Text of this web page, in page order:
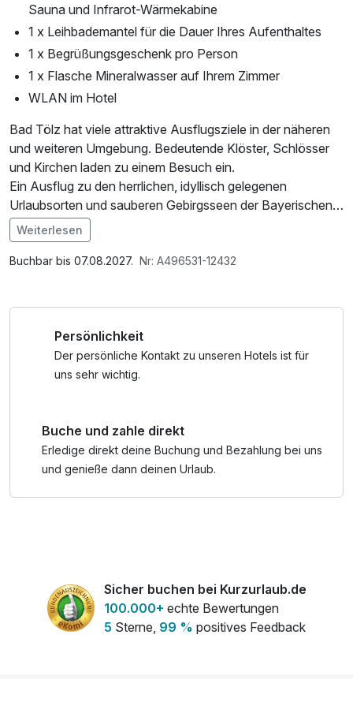
Sauna und Infrarot-Wärmekabine
1 x Leihbademantel für die Dauer Ihres Aufenthaltes
1 x Begrüßungsgeschenk pro Person
1 x Flasche Mineralwasser auf Ihrem Zimmer
WLAN im Hotel
Bad Tölz hat viele attraktive Ausflugsziele in der näheren
und weiteren Umgebung. Bedeutende Klöster, Schlösser
und Kirchen laden zu einem Besuch ein.
Ein Ausflug zu den herrlichen, idyllisch gelegenen
Urlaubsorten und sauberen Gebirgsseen der Bayerischen
Alpen wie Tegernsee, Schliersee und Spitzingsee lohnt
sich nicht nur für Erholungssuchende und Naturliebhaber.
Weiterlesen
Buchbar bis 07.08.2027. Nr: A496531-12432
Persönlichkeit
Der persönliche Kontakt zu unseren Hotels ist für
uns sehr wichtig.
Buche und zahle direkt
Erledige direkt deine Buchung und Bezahlung bei uns
und genieße dann deinen Urlaub.
Sicher buchen bei Kurzurlaub.de
100.000+ echte Bewertungen
5 Sterne, 99 % positives Feedback